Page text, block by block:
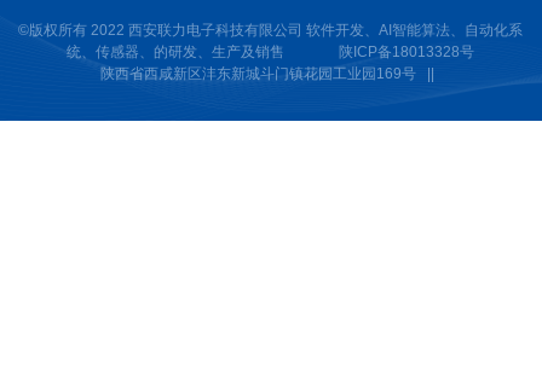
©版权所有 2022 西安联力电子科技有限公司 软件开发、AI智能算法、自动化系
统、传感器、的研发、生产及销售
陕ICP备18013328号
陕西省西咸新区沣东新城斗门镇花园工业园169号 ||